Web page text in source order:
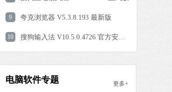
下载
9 夸克浏览器 V5.3.8.193 最新版
10 搜狗输入法 V10.5.0.4726 官方安装版
电脑软件专题 更多+